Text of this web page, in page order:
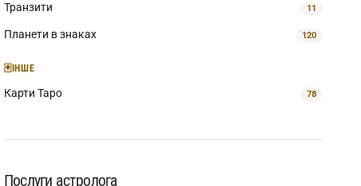
Транзити 11
Планети в знаках 120
🃏ІНШЕ
Карти Таро 78
Послуги астролога